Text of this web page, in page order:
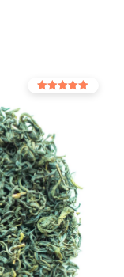
out of 5